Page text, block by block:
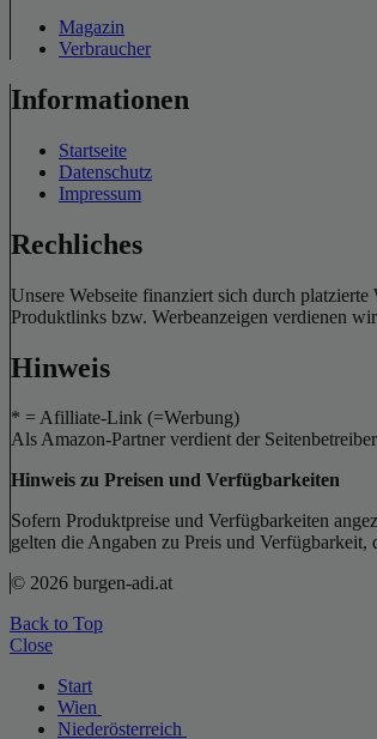
Magazin
Verbraucher
Informationen
Startseite
Datenschutz
Impressum
Rechliches
Unsere Webseite finanziert sich durch
Produktlinks bzw. Werbeanzeigen verdienen
Hinweis
* = Afilliate-Link (=Werbung)
Als Amazon-Partner verdient der
Hinweis zu Preisen und Verfügbarkeiten
Sofern Produktpreise und Verfügbarkeiten
gelten die Angaben zu Preis und
© 2026 burgen-adi.at
Back to Top
Close
Start
Wien
Niederösterreich